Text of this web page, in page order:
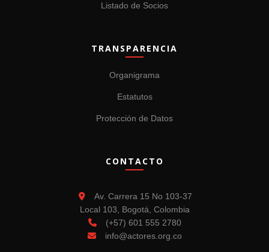
Listado de Socios
TRANSPARENCIA
Organigrama
Estatutos
Protección de Datos
CONTACTO
Av. Carrera 15 No 103-37
Local 103, Bogotá, Colombia
(+57) 601 555 2780
info@actores.org.co